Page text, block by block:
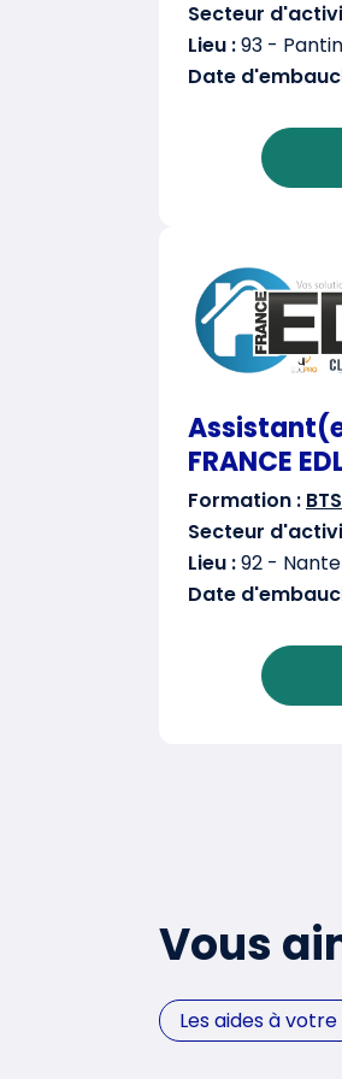
Secteur
Lieu :93 - Pantin
Date
FRANCE
Formation :
Secteur
Lieu :92 -
Date
Vous
Les aides à